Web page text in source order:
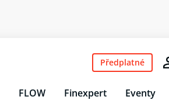
FLOW Finexpert Eventy
Předplatné